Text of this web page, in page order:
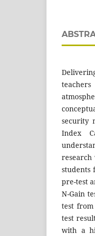
security
Index
research
students
pre-test
N-Gain
test from
test
with a